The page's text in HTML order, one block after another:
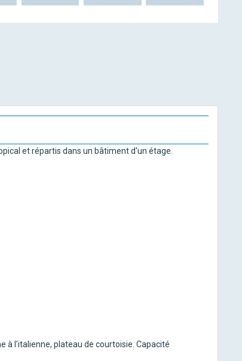
et répartis dans un bâtiment d'un étage.
à l'italienne, plateau de courtoisie. Capacité